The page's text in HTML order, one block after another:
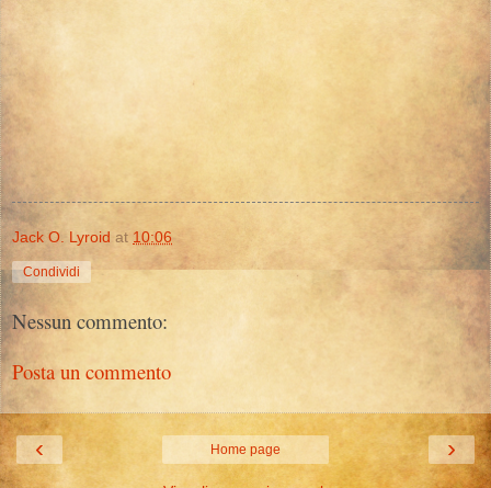
Jack O. Lyroid at 10:06
Condividi
Nessun commento:
Posta un commento
‹ ›
Home page